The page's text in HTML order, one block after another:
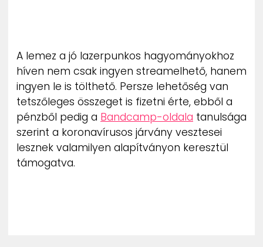
A lemez a jó lazerpunkos hagyományokhoz
híven nem csak ingyen streamelhető, hanem
ingyen le is tölthető. Persze lehetőség van
tetszőleges összeget is fizetni érte, ebből a
pénzből pedig a Bandcamp-oldala tanulsága
szerint a koronavírusos járvány vesztesei
lesznek valamilyen alapítványon keresztül
támogatva.